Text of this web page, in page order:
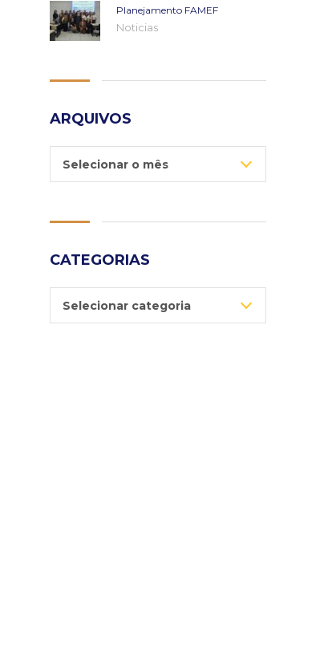
Planejamento FAMEF
Noticias
ARQUIVOS
Selecionar o mês
CATEGORIAS
Selecionar categoria